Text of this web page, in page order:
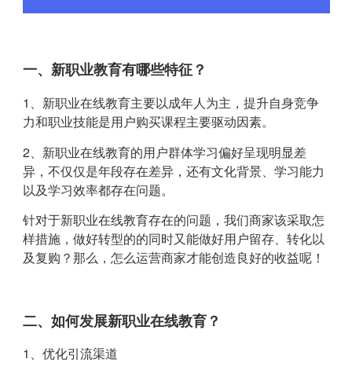
一、新职业教育有哪些特征？
1、新职业在线教育主要以成年人为主，提升自身竞争
力和职业技能是用户购买课程主要驱动因素。
2、新职业在线教育的用户群体学习偏好呈现明显差
异，不仅仅是年段存在差异，还有文化背景、学习能力
以及学习效率都存在问题。
针对于新职业在线教育存在的问题，我们商家该采取怎
样措施，做好转型的的同时又能做好用户留存、转化以
及复购？那么，怎么运营商家才能创造良好的收益呢！
二、如何发展新职业在线教育？
1、优化引流渠道